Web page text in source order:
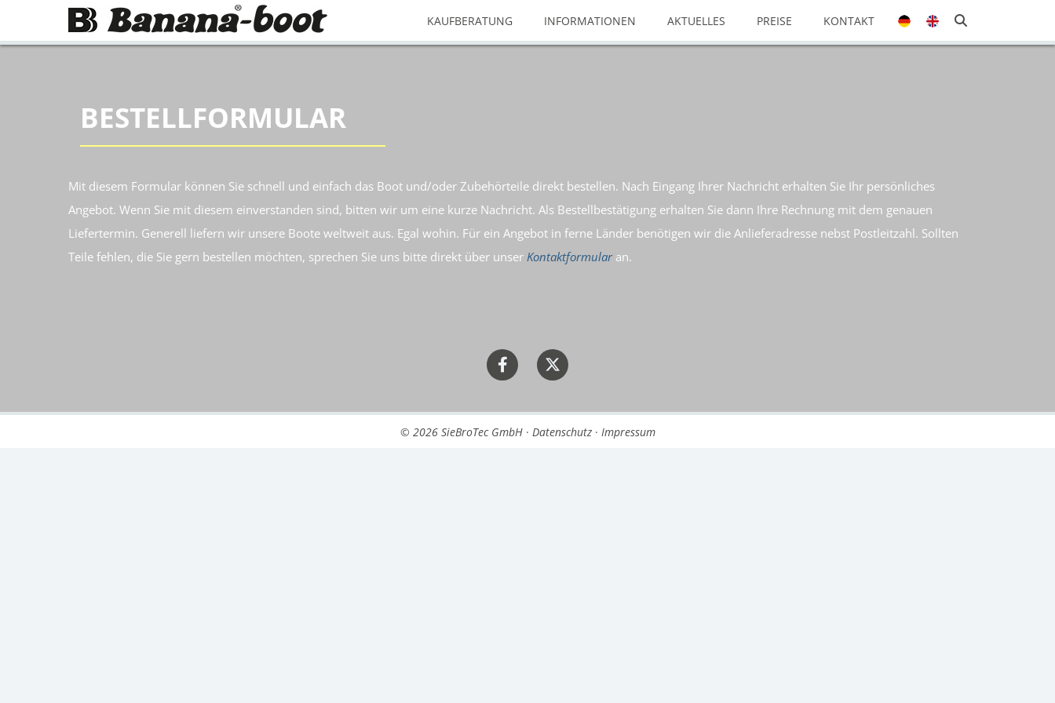
Weiter zur Startseite
KAUFBERATUNG INFORMATIONEN AKTUELLES PREISE KONTAKT
BESTELLFORMULAR
Mit diesem Formular können Sie schnell und einfach das Boot und/oder Zubehörteile direkt bestellen. Nach Eingang Ihrer Nachricht erhalten Sie Ihr persönliches
Angebot. Wenn Sie mit diesem einverstanden sind, bitten wir um eine kurze Nachricht. Als Bestellbestätigung erhalten Sie dann Ihre Rechnung mit dem genauen
Liefertermin. Generell liefern wir unsere Boote weltweit aus. Egal wohin. Für ein Angebot in ferne Länder benötigen wir die Anlieferadresse nebst Postleitzahl. Sollten
Teile fehlen, die Sie gern bestellen möchten, sprechen Sie uns bitte direkt über unser Kontaktformularan.
© 2026 SieBroTec GmbH· Datenschutz· Impressum